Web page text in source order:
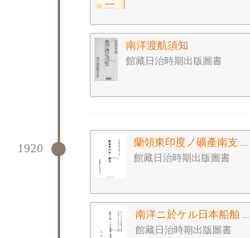
南洋渡航須知
館藏日治時期出版圖書
1920 蘭領東印度ノ礦產南支 ...
館藏日治時期出版圖書
南洋ニ於ケル日本船舶 ...
館藏日治時期出版圖書